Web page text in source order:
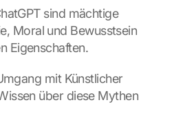
ChatGPT sind mächtige
Moral und Bewusstsein
Eigenschaften.
Umgang mit Künstlicher
über diese Mythen